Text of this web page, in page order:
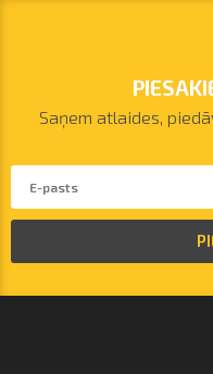
Saņem atlaides,